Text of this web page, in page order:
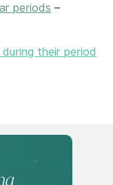
periods –
their period